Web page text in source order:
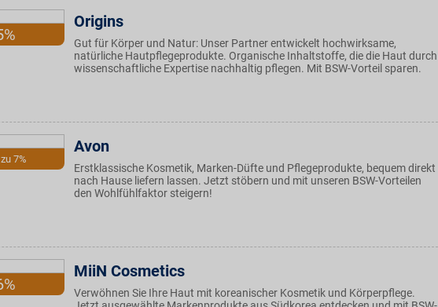
Origins
Gut für Körper und Natur: Unser Partner entwickelt hochwirksame,
natürliche Hautpflegeprodukte. Organische Inhaltstoffe, die die Haut durch
wissenschaftliche Expertise nachhaltig pflegen. Mit BSW-Vorteil sparen.
7%
Avon
Erstklassische Kosmetik, Marken-Düfte und Pflegeprodukte, bequem direkt
nach Hause liefern lassen. Jetzt stöbern und mit unseren BSW-Vorteilen
den Wohlfühlfaktor steigern!
MiiN Cosmetics
Verwöhnen Sie Ihre Haut mit koreanischer Kosmetik und Körperpflege.